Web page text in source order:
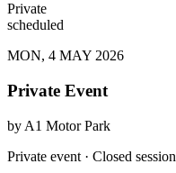
Private
scheduled
MON, 4 MAY 2026
Private Event
by A1 Motor Park
Private event · Closed session